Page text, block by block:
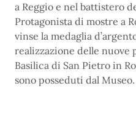
a Reggio e nel battistero
Protagonista di mostre a
vinse la medaglia
realizzazione delle nuove
Basilica di San Pietro in
sono posseduti dal Museo.